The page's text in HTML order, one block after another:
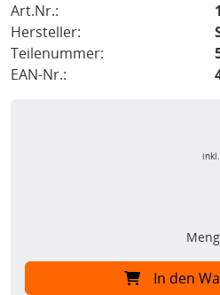
Art.Nr.:
Hersteller:
Teilenummer:
EAN-Nr.:
In den